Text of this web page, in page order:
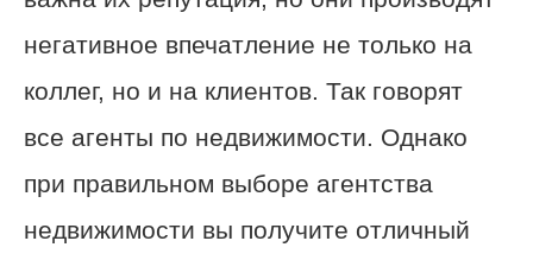
негативное впечатление не только на
коллег, но и на клиентов. Так говорят
все агенты по недвижимости. Однако
при правильном выборе агентства
недвижимости вы получите отличный